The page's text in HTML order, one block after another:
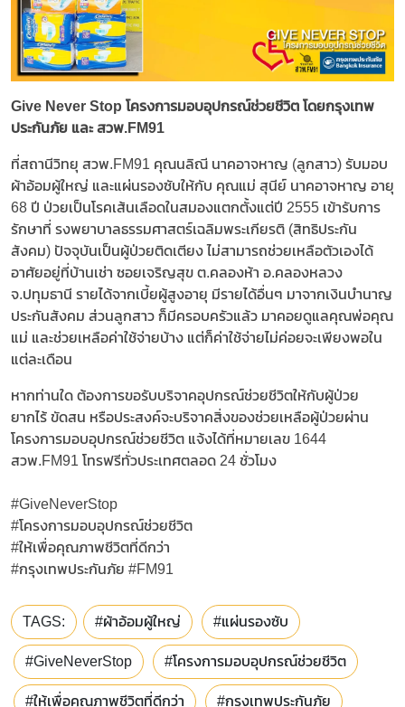
Give Never Stop โครงการมอบอุปกรณ์ช่วยชีวิต โดยกรุงเทพ
ประกันภัย และ สวพ.FM91
ที่สถานีวิทยุ สวพ.FM91 คุณนลิณี นาคอาจหาญ (ลูกสาว) รับมอบ
ผ้าอ้อมผู้ใหญ่ และแผ่นรองซับให้กับ คุณแม่ สุนีย์ นาคอาจหาญ อายุ
68 ปี ป่วยเป็นโรคเส้นเลือดในสมองแตกตั้งแต่ปี 2555 เข้ารับการ
รักษาที่ รงพยาบาลธรรมศาสตร์เฉลิมพระเกียรติ (สิทธิประกัน
สังคม) ปัจจุบันเป็นผู้ป่วยติดเตียง ไม่สามารถช่วยเหลือตัวเองได้
อาศัยอยู่ที่บ้านเช่า ซอยเจริญสุข ต.คลองห้า อ.คลองหลวง
จ.ปทุมธานี รายได้จากเบี้ยผู้สูงอายุ มีรายได้อื่นๆ มาจากเงินบำนาญ
ประกันสังคม ส่วนลูกสาว ก็มีครอบครัวแล้ว มาคอยดูแลคุณพ่อคุณ
แม่ และช่วยเหลือค่าใช้จ่ายบ้าง แต่ก็ค่าใช้จ่ายไม่ค่อยจะเพียงพอใน
แต่ละเดือน
หากท่านใด ต้องการขอรับบริจาคอุปกรณ์ช่วยชีวิตให้กับผู้ป่วย
ยากไร้ ขัดสน หรือประสงค์จะบริจาคสิ่งของช่วยเหลือผู้ป่วยผ่าน
โครงการมอบอุปกรณ์ช่วยชีวิต แจ้งได้ที่หมายเลข 1644
สวพ.FM91 โทรฟรีทั่วประเทศตลอด 24 ชั่วโมง
#GiveNeverStop
#โครงการมอบอุปกรณ์ช่วยชีวิต
#ให้เพื่อคุณภาพชีวิตที่ดีกว่า
#กรุงเทพประกันภัย #FM91
TAGS: #ผ้าอ้อมผู้ใหญ่ #แผ่นรองซับ
#GiveNeverStop #โครงการมอบอุปกรณ์ช่วยชีวิต
#ให้เพื่อคุณภาพชีวิตที่ดีกว่า #กรุงเทพประกันภัย